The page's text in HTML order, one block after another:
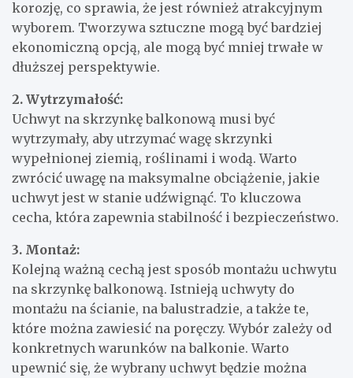
korozję, co sprawia, że jest również atrakcyjnym
wyborem. Tworzywa sztuczne mogą być bardziej
ekonomiczną opcją, ale mogą być mniej trwałe w
dłuższej perspektywie.
2. Wytrzymałość:
Uchwyt na skrzynkę balkonową musi być
wytrzymały, aby utrzymać wagę skrzynki
wypełnionej ziemią, roślinami i wodą. Warto
zwrócić uwagę na maksymalne obciążenie, jakie
uchwyt jest w stanie udźwignąć. To kluczowa
cecha, która zapewnia stabilność i bezpieczeństwo.
3. Montaż:
Kolejną ważną cechą jest sposób montażu uchwytu
na skrzynkę balkonową. Istnieją uchwyty do
montażu na ścianie, na balustradzie, a także te,
które można zawiesić na poręczy. Wybór zależy od
konkretnych warunków na balkonie. Warto
upewnić się, że wybrany uchwyt będzie można